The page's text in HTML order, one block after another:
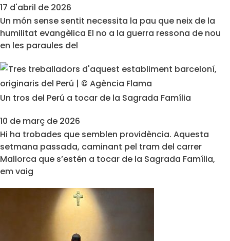
17 d'abril de 2026
Un món sense sentit necessita la pau que neix de la
humilitat evangèlica El no a la guerra ressona de nou
en les paraules del
Un tros del Perú a tocar de la Sagrada Família
10 de març de 2026
Hi ha trobades que semblen providència. Aquesta
setmana passada, caminant pel tram del carrer
Mallorca que s’estén a tocar de la Sagrada Família,
em vaig